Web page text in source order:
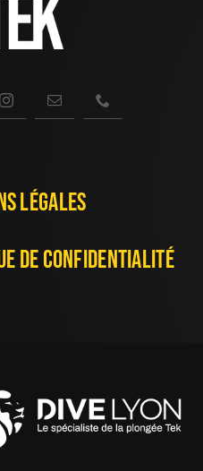
Légales
De Confidentialité